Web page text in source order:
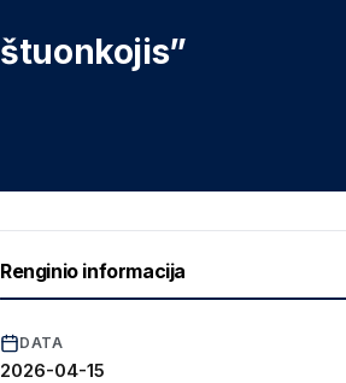
Renginio informacija
DATA
2026-04-15